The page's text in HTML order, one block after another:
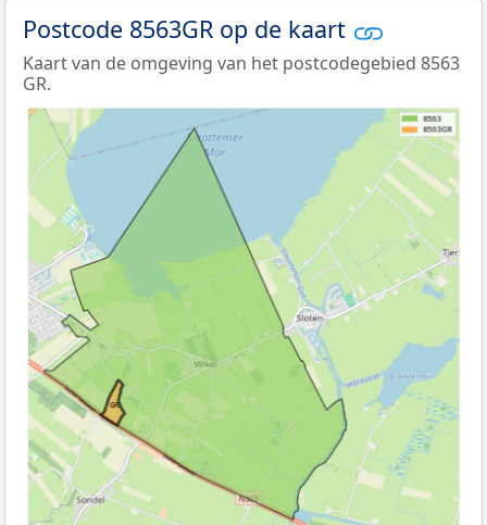
Postcode 8563GR op de kaart
Kaart van de omgeving van het postcodegebied 8563
GR.